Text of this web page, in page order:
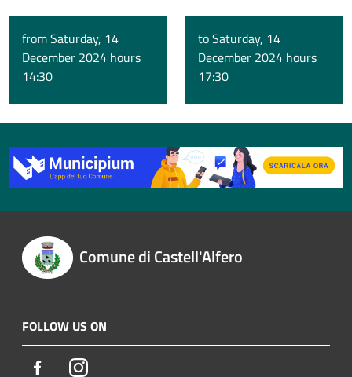
from Saturday, 14
December 2024 hours
14:30
to Saturday, 14
December 2024 hours
17:30
Comune di Castell'Alfero
FOLLOW US ON
FacebookInstagram